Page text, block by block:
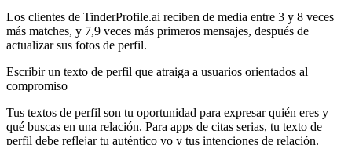
Los clientes de TinderProfile.ai reciben de media entre 3 y 8 veces
más matches, y 7,9 veces más primeros mensajes, después de
actualizar sus fotos de perfil.
Escribir un texto de perfil que atraiga a usuarios orientados al
compromiso
Tus textos de perfil son tu oportunidad para expresar quién eres y
qué buscas en una relación. Para apps de citas serias, tu texto de
perfil debe reflejar tu auténtico yo y tus intenciones de relación.